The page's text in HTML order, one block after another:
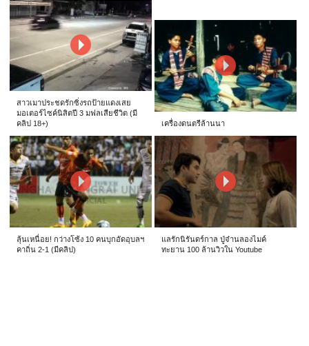
สาวเมาประชดรักซิ่งรถป้ายแดงเสย
มอเตอร์ไซค์นิสิตปี 3 มฟลเสียชีวิต (มี
คลิป 18+)
เครื่องดนตรีล้านนา
ลุ้นเหนื่อย! กว่างโซ้ง 10 คนบุกอัดอุบลฯ
คาถิ่น 2-1 (มีคลิป)
แลรักนิรันดร์กาล ปู่จ๋านลองไมค์
ทะยาน 100 ล้านวิวใน Youtube